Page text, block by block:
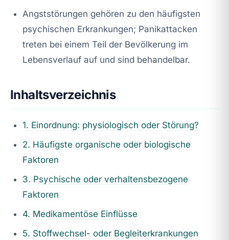
Angststörungen gehören zu den häufigsten
psychischen Erkrankungen; Panikattacken
treten bei einem Teil der Bevölkerung im
Lebensverlauf auf und sind behandelbar.
Inhaltsverzeichnis
1. Einordnung: physiologisch oder Störung?
2. Häufigste organische oder biologische
Faktoren
3. Psychische oder verhaltensbezogene
Faktoren
4. Medikamentöse Einflüsse
5. Stoffwechsel- oder Begleiterkrankungen